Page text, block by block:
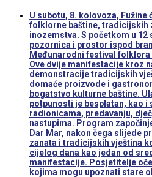
U subotu, 8. kolovoza,
folklorne baštine, tradicijskih
inozemstva. S početkom u 12
pozornica i prostor ispod
Međunarodni festival folklora
Ove dvije manifestacije kroz
demonstracije tradicijskih
domaće proizvode i
bogatstvo kulturne baštine.
potpunosti je besplatan, kao i
radionicama, predavanju,
nastupima. Program
Dar Mar, nakon čega slijede
zanata i tradicijskih vještina
cijelog dana kao jedan od
manifestacije. Posjetitelje
kojima mogu upoznati stare